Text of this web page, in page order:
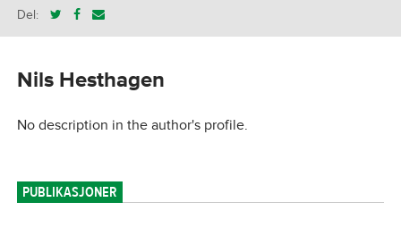
Del:
Nils Hesthagen
No description in the author's profile.
PUBLIKASJONER